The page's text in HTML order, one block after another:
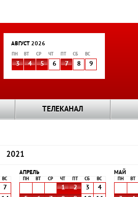
АВГУСТ 2026
ПН ВТ СР ЧТ СБ ВС
3 4 5 6 7 8 9
ТЕЛЕКАНАЛ
2021
ВС
7
АПРЕЛЬ
ПН ВТ СР ЧТ СБ ВС
1 2 3
4
МАЙ
ПН ВТ